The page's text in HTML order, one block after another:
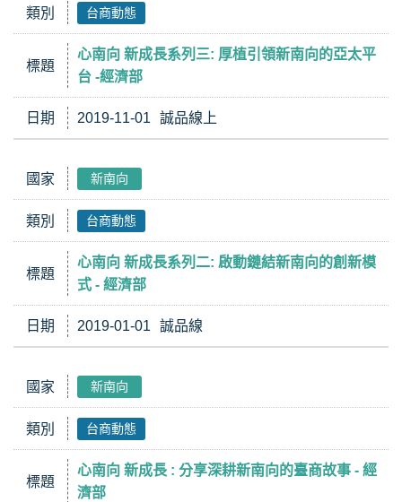
類別 台商動態
標題
心南向 新成長系列三: 厚植引領新南向的亞太平
台 -經濟部
日期 2019-11-01 誠品線上
國家 新南向
類別 台商動態
標題
心南向 新成長系列二: 啟動鏈結新南向的創新模
式 - 經濟部
日期 2019-01-01 誠品線
國家 新南向
類別 台商動態
標題
心南向 新成長 : 分享深耕新南向的臺商故事 - 經
濟部